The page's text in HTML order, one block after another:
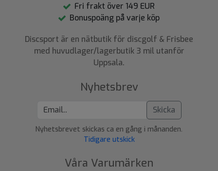
Fri frakt över 149 EUR
Bonuspoäng på varje köp
Discsport är en nätbutik för discgolf & Frisbee
med huvudlager/lagerbutik 3 mil utanför
Uppsala.
Nyhetsbrev
Skicka
Nyhetsbrevet skickas ca en gång i månanden.
Tidigare utskick
Våra Varumärken